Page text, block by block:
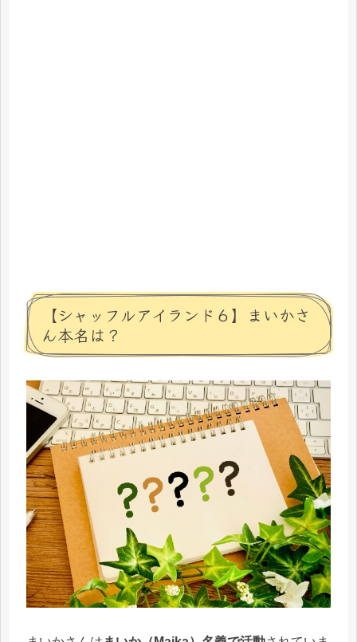
【シャッフルアイランド６】まいかさ
ん本名は？